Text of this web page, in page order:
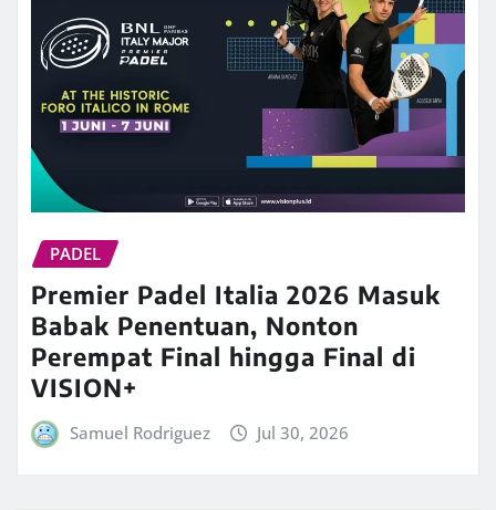
PADEL
Premier Padel Italia 2026 Masuk
Babak Penentuan, Nonton
Perempat Final hingga Final di
VISION+
Samuel Rodriguez Jul 30, 2026